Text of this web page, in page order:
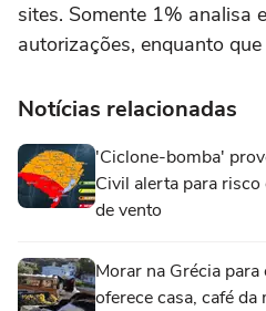
sites. Somente 1% analisa
autorizações, enquanto
Notícias relacionadas
'Ciclone-bomba'
Civil alerta para risco
de vento
Morar na Grécia
oferece casa, café